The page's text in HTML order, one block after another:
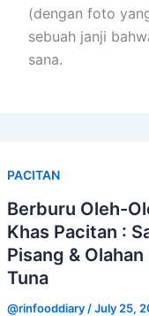
(dengan foto
sebuah janji
sana.
PACITAN
Berburu Oleh-
Khas Pacitan :
Pisang & Olahan
Tuna
@rinfooddiary /July 25,